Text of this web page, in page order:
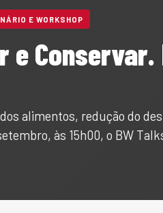
E WORKSHOP
e
alimentos, redução do
às 15h00, o BW